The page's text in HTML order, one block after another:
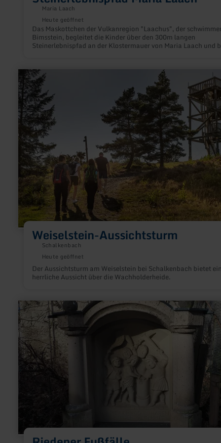
Maria Laach
Heute geöffnet
Das Maskottchen der Vulkanregion "Laachus", der
Bimsstein, begleitet die Kinder über den 300m langen
Steinerlebnispfad an der Klostermauer von Maria Laach und
Weiselstein-Aussichtsturm
Schalkenbach
Heute geöffnet
Der Aussichtsturm am Weiselstein bei Schalkenbach bietet
herrliche Aussicht über die Wachholderheide.
mehr
erfahren
zu:
Weiselstein-
Aussichtsturm
mehr
erfahren
zu:
Riedener
Fußfälle